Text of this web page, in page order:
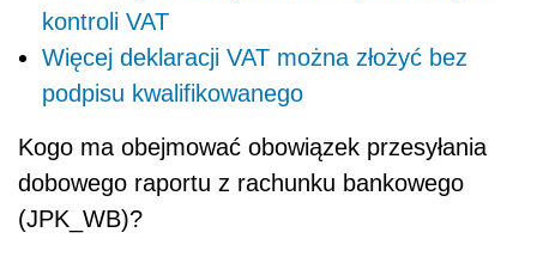
kontroli VAT
Więcej deklaracji VAT można złożyć bez
podpisu kwalifikowanego
Kogo ma obejmować obowiązek przesyłania
dobowego raportu z rachunku bankowego
(JPK_WB)?